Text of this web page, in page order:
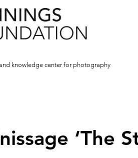
knowledge center for photography
‘The